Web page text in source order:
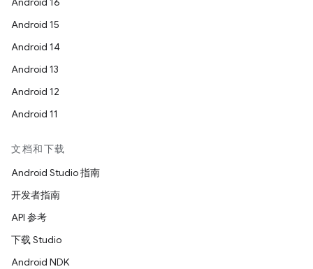
Android 15
Android 14
Android 13
Android 12
Android 11
文档和下载
Android Studio 指南
开发者指南
API 参考
下载 Studio
Android NDK